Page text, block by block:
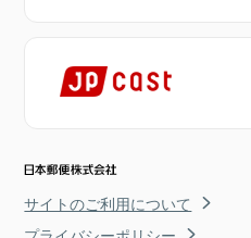
サイトのご利用について